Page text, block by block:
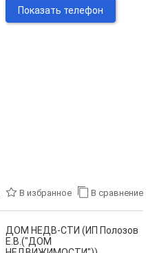
Показать телефон
В избранное В сравнение
ДОМ НЕДВ-СТИ (ИП Полозов
Е.В.("ДОМ